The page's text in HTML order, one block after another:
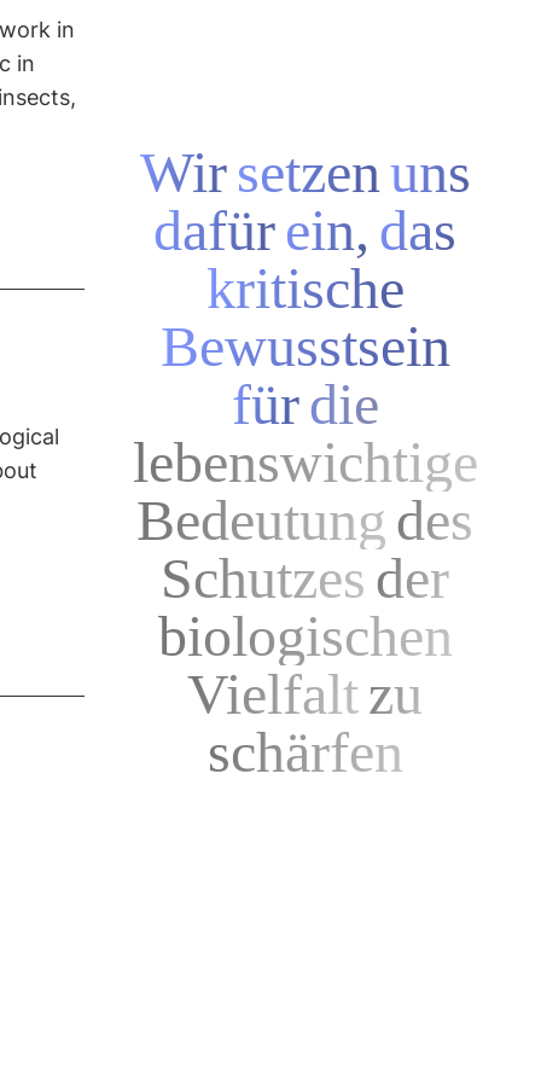
in
in
Wirsetzenuns
dafürein, das
kritische
Bewusstsein
fürdie
lebenswichtige
Bedeutung des
Schutzes der
biologischen
Vielfaltzu
schärfen